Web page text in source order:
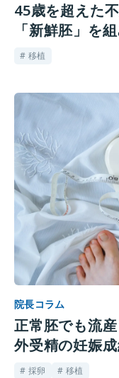
45歳を超えた
「新鮮胚」を
# 移植
院長コラム
正常胚でも流
外受精の妊娠
究
# 採卵 # 移植